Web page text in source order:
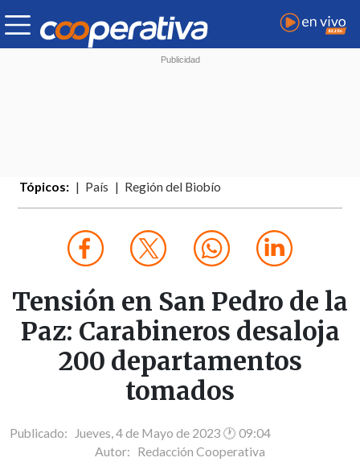
Tópicos: País Región del Biobío
Tensión en San Pedro de la
Paz: Carabineros desaloja
200 departamentos
tomados
Publicado: Jueves, 4 de Mayo de 2023 🕐 09:04
Autor: Redacción Cooperativa